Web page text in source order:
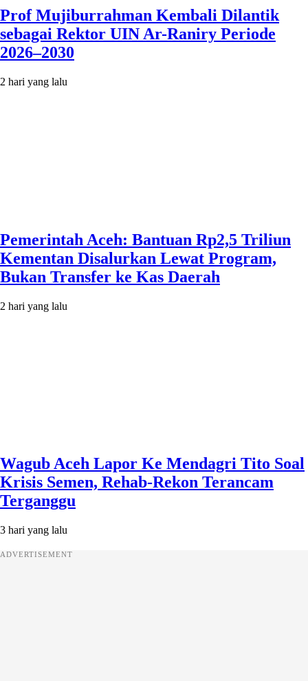
Prof Mujiburrahman Kembali Dilantik
sebagai Rektor UIN Ar-Raniry Periode
2026–2030
2 hari yang lalu
Pemerintah Aceh: Bantuan Rp2,5 Triliun
Kementan Disalurkan Lewat Program,
Bukan Transfer ke Kas Daerah
2 hari yang lalu
Wagub Aceh Lapor Ke Mendagri Tito Soal
Krisis Semen, Rehab-Rekon Terancam
Terganggu
3 hari yang lalu
ADVERTISEMENT